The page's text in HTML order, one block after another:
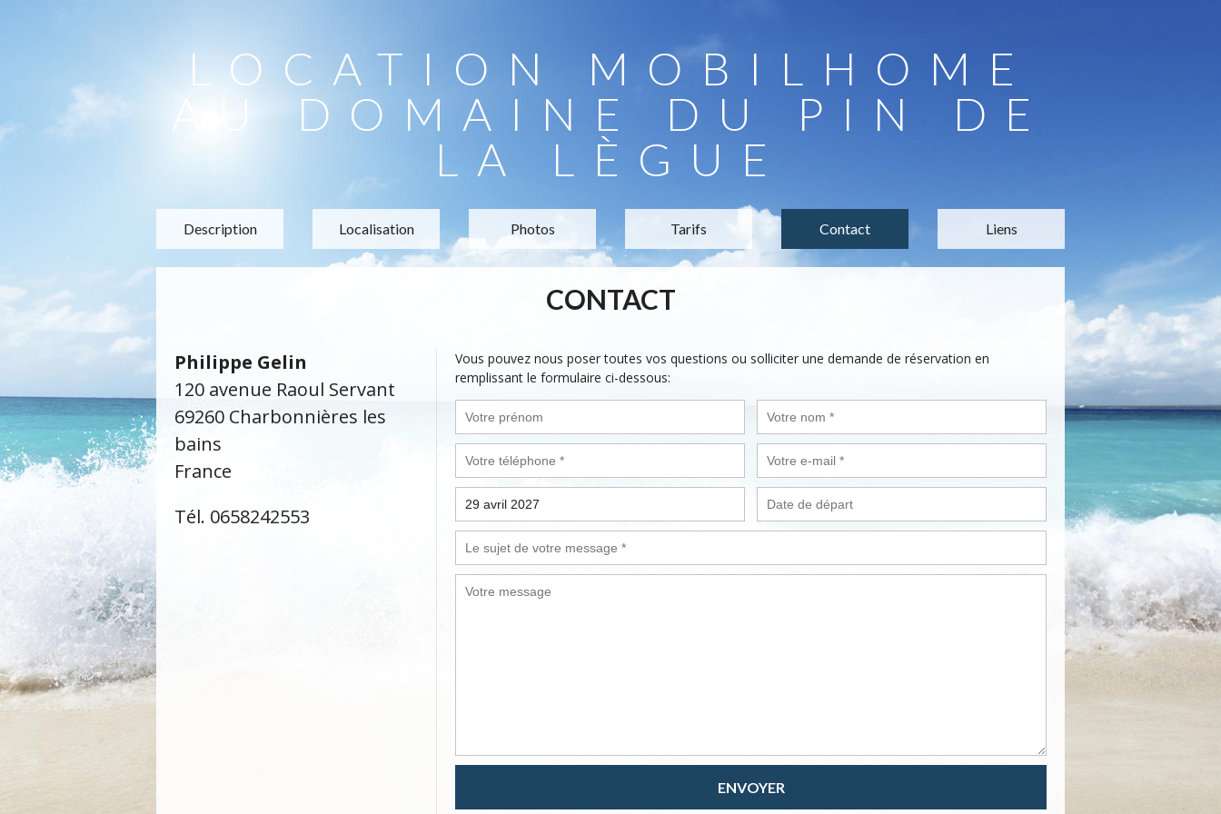
LOCATION MOBILHOME
AU DOMAINE DU PIN DE
LA LÈGUE
Description Localisation Photos Tarifs Contact Liens
CONTACT
Philippe Gelin
120 avenue Raoul Servant
69260 Charbonnières les
bains
France
Tél. 0658242553
Vous pouvez nous poser toutes vos questions ou solliciter une demande de réservation en
remplissant le formulaire ci-dessous:
ENVOYER